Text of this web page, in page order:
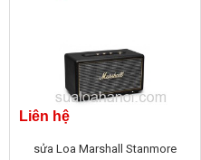
Liên hệ
sửa Loa Marshall Stanmore